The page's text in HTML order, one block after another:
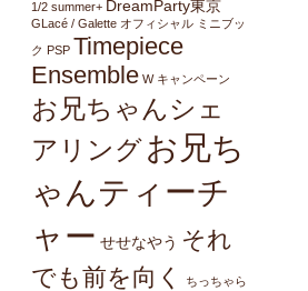
1/2 summer+ DreamParty東京
GLacé / Galette オフィシャル ミニブッ
ク PSP Timepiece
Ensemble W キャンペーン
お兄ちゃんシェ
アリングお兄ち
ゃんティーチ
ャー せせなやう それ
でも前を向く
ちっちゃら